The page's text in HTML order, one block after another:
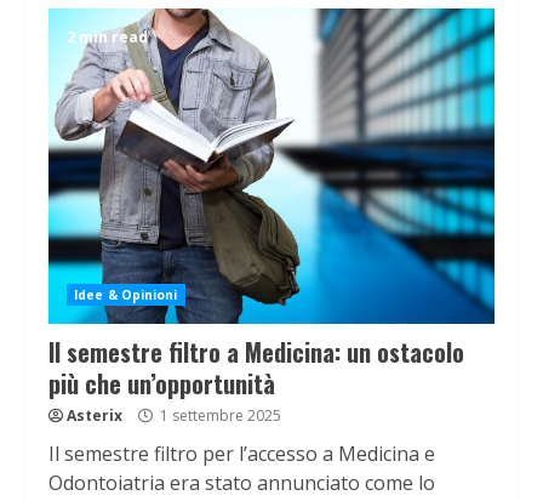
2 min read
Idee & Opinioni
Il semestre filtro a Medicina: un ostacolo
più che un’opportunità
Asterix 1 settembre 2025
Il semestre filtro per l’accesso a Medicina e
Odontoiatria era stato annunciato come lo